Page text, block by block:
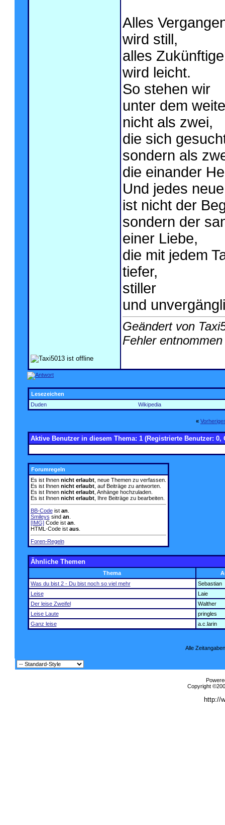
Alles
wird still,
alles Zukünftige
wird leicht.
So stehen wir
unter dem
nicht als zwei,
die sich
sondern als
die einander
Und jedes
ist nicht der
sondern der
einer Liebe,
die mit jedem
tiefer,
stiller
und
Geändert von
Fehler entnommen
Lesezeichen
Duden
Wikipedia
«
Aktive Benutzer in diesem Thema: 1 (Registrierte Benutzer: 0,
Forumregeln
Es ist Ihnen nicht erlaubt, neue Themen zu verfassen.
Es ist Ihnen nicht erlaubt, auf Beiträge zu antworten.
Es ist Ihnen nicht erlaubt, Anhänge hochzuladen.
Es ist Ihnen nicht erlaubt, Ihre Beiträge zu bearbeiten.
BB-Codeist an
Smileys sind an
[IMG]Code ist an
HTML-Code ist aus.
Foren-Regeln
Ähnliche Themen
Thema
Was du bist 2 - Du bist noch so viel mehr
Sebastian
Leise
Laie
Der leise Zweifel
Walther
Leise Laute
pringles
Ganz leise
a.c.larin
Alle
Copyright
http://